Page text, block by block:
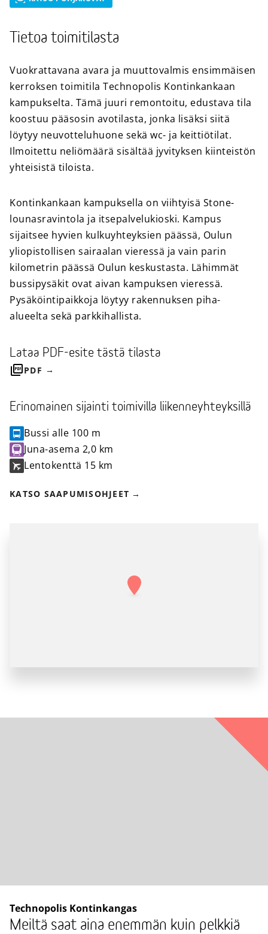
Tietoa toimitilasta
Vuokrattavana avara ja muuttovalmis ensimmäisen
kerroksen toimitila Technopolis Kontinkankaan
kampukselta. Tämä juuri remontoitu, edustava tila
koostuu pääsosin avotilasta, jonka lisäksi siitä
löytyy neuvotteluhuone sekä wc- ja keittiötilat.
Ilmoitettu neliömäärä sisältää jyvityksen kiinteistön
yhteisistä tiloista.
Kontinkankaan kampuksella on viihtyisä Stone-
lounasravintola ja itsepalvelukioski. Kampus
sijaitsee hyvien kulkuyhteyksien päässä, Oulun
yliopistollisen sairaalan vieressä ja vain parin
kilometrin päässä Oulun keskustasta. Lähimmät
bussipysäkit ovat aivan kampuksen vieressä.
Pysäköintipaikkoja löytyy rakennuksen piha-
alueelta sekä parkkihallista.
Lataa PDF-esite tästä tilasta
PDF
Erinomainen sijainti toimivilla liikenneyhteyksillä
Bussi alle 100 m
Juna-asema 2,0 km
Lentokenttä 15 km
KATSO SAAPUMISOHJEET
Technopolis Kontinkangas
Meiltä saat aina enemmän kuin pelkkiä